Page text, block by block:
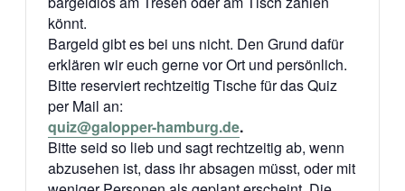
könnt.
Bargeld gibt es bei uns nicht. Den Grund dafür
erklären wir euch gerne vor Ort und persönlich.
Bitte reserviert rechtzeitig Tische für das Quiz
per Mail an:
quiz@galopper-hamburg.de.
Bitte seid so lieb und sagt rechtzeitig ab, wenn
abzusehen ist, dass ihr absagen müsst, oder mit